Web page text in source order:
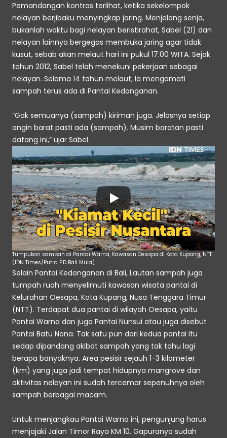
Pemandangan kontras terlihat, ketika sekelompok
nelayan berjibaku menyingkap jaring. Menjelang senja,
bukanlah waktu bagi nelayan beristirahat, Sabel (21) dan
nelayan lainnya bergegas membuka jaring agar tidak
kusut, sebab akan melaut hari ini pukul 17.00 WITA. Sejak
tahun 2012, Sabel telah menekuni pekerjaan sebagai
nelayan. Selama 14 tahun melaut, Ia mengamati
sampah terus ada di Pantai Kedonganan.
“Gak semuanya (sampah) kiriman juga. Jelasnya setiap
angin barat pasti ada (sampah). Musim baratan pasti
datang ini,” ujar Sabel.
Tumpukan sampah di Pantai Warna, Kawasan Oesapa di Kota Kupang, NTT.
(IDN Times/Putra F.D Bali Mula)
Selain Pantai Kedonganan di Bali, Lautan sampah juga
tumpah ruah menyelimuti kawasan wisata pantai di
Kelurahan Oesapa, Kota Kupang, Nusa Tenggara Timur
(NTT). Terdapat dua pantai di wilayah Oesapa, yaitu
Pantai Warna dan juga Pantai Nunsui atau juga disebut
Pantai Batu Nona. Tak satu pun dari kedua pantai itu
sedap dipandang akibat sampah yang tak tahu lagi
berapa banyaknya. Area pesisir sejauh 1-3 kilometer
(km) yang juga jadi tempat hidupnya mangrove dan
aktivitas nelayan ini sudah tercemar sepenuhnya oleh
sampah berbagai macam.
Untuk menjangkau Pantai Warna ini, pengunjung harus
menjajaki Jalan Timor Raya KM 10. Gapuranya sudah